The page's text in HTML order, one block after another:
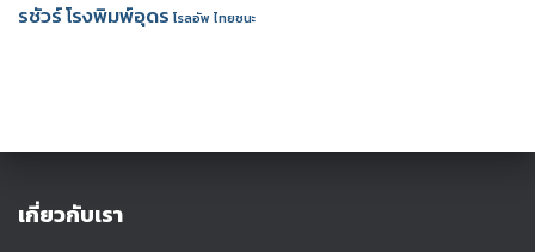
รชัวร์โรงพิมพ์อุดร โรลอัพ ไทยชนะ
เกี่ยวกับเรา